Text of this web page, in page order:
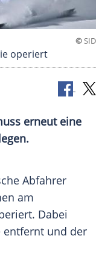
©SID
operiert
erneut eine
Abfahrer
am
Dabei
entfernt und der